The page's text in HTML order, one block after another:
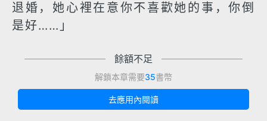
退婚，她心裡在意你不喜歡她的事，你倒
是好……」
餘額不足
解鎖本章需要35書幣
去應用內閱讀